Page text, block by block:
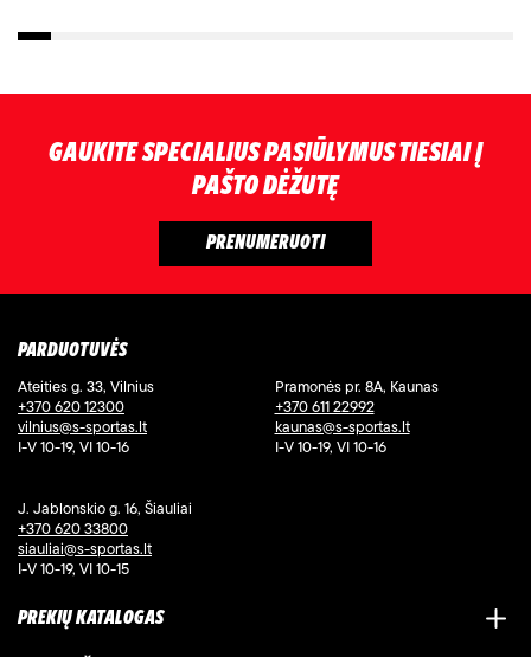
GAUKITE SPECIALIUS PASIŪLYMUS TIESIAI Į
PAŠTO DĖŽUTĘ
PARDUOTUVĖS
Ateities g. 33, Vilnius
+370 620 12300
vilnius@s-sportas.lt
I-V 10-19, VI 10-16
Pramonės pr. 8A, Kaunas
+370 611 22992
kaunas@s-sportas.lt
I-V 10-19, VI 10-16
J. Jablonskio g. 16, Šiauliai
+370 620 33800
siauliai@s-sportas.lt
I-V 10-19, VI 10-15
PREKIŲ KATALOGAS